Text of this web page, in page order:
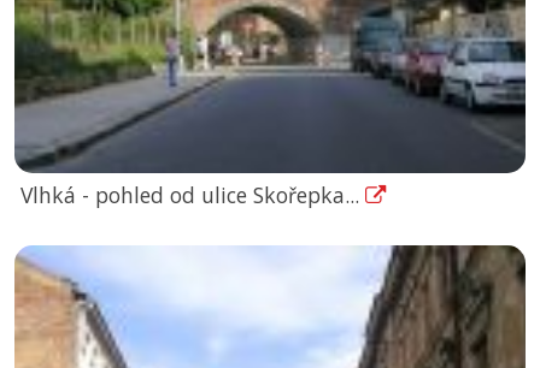
Vlhká - pohled od ulice Skořepka...